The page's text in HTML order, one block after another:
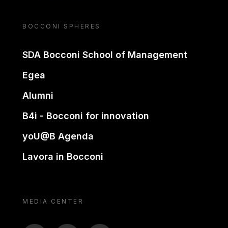
BOCCONI SPHERES
SDA Bocconi School of Management
Egea
Alumni
B4i - Bocconi for innovation
yoU@B Agenda
Lavora in Bocconi
MEDIA CENTER